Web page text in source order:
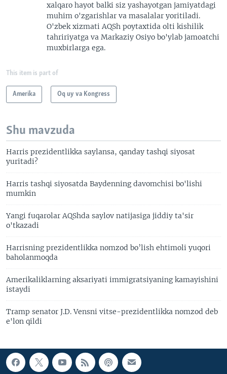
xalqaro hayot balki siz yashayotgan jamiyatdagi
muhim o'zgarishlar va masalalar yoritiladi.
O'zbek xizmati AQSh poytaxtida olti kishilik
tahririyatga va Markaziy Osiyo bo'ylab jamoatchi
muxbirlarga ega.
This item is part of
Amerika Oq uy va Kongress
Shu mavzuda
Harris prezidentlikka saylansa, qanday tashqi siyosat
yuritadi?
Harris tashqi siyosatda Baydenning davomchisi bo'lishi
mumkin
Yangi fuqarolar AQShda saylov natijasiga jiddiy ta'sir
o'tkazadi
Harrisning prezidentlikka nomzod bo’lish ehtimoli yuqori
baholanmoqda
Amerikaliklarning aksariyati immigratsiyaning kamayishini
istaydi
Tramp senator J.D. Vensni vitse-prezidentlikka nomzod deb
e'lon qildi